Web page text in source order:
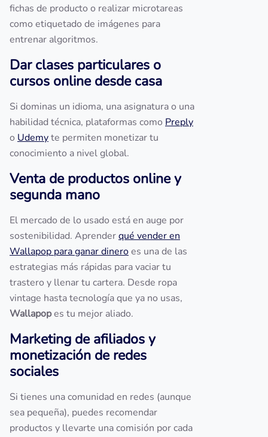
fichas de producto o realizar microtareas
como etiquetado de imágenes para
entrenar algoritmos.
Dar clases particulares o
cursos online desde casa
Si dominas un idioma, una asignatura o una
habilidad técnica, plataformas como Preply
o Udemyte permiten monetizar tu
conocimiento a nivel global.
Venta de productos online y
segunda mano
El mercado de lo usado está en auge por
sostenibilidad. Aprenderqué vender en
Wallapop para ganar dineroes una de las
estrategias más rápidas para vaciar tu
trastero y llenar tu cartera. Desde ropa
vintage hasta tecnología que ya no usas,
Wallapopes tu mejor aliado.
Marketing de afiliados y
monetización de redes
sociales
Si tienes una comunidad en redes (aunque
sea pequeña), puedes recomendar
productos y llevarte una comisión por cada